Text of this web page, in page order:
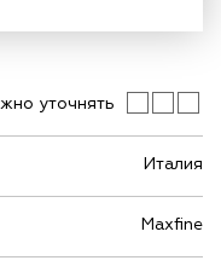
уточнять
Италия
Maxfine